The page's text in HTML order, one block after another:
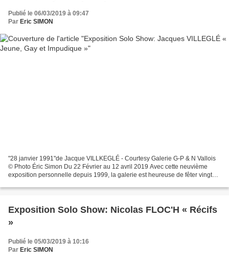
Publié le 06/03/2019 à 09:47
Par Eric SIMON
"28 janvier 1991"de Jacque VILLKEGLÉ - Courtesy Galerie G-P & N Vallois
© Photo Éric Simon Du 22 Février au 12 avril 2019 Avec cette neuvième
exposition personnelle depuis 1999, la galerie est heureuse de fêter vingt
Exposition Solo Show: Nicolas FLOC'H « Récifs
»
Publié le 05/03/2019 à 10:16
Par Eric SIMON